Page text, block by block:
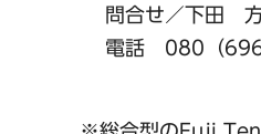
問合せ／下田
電話 080（